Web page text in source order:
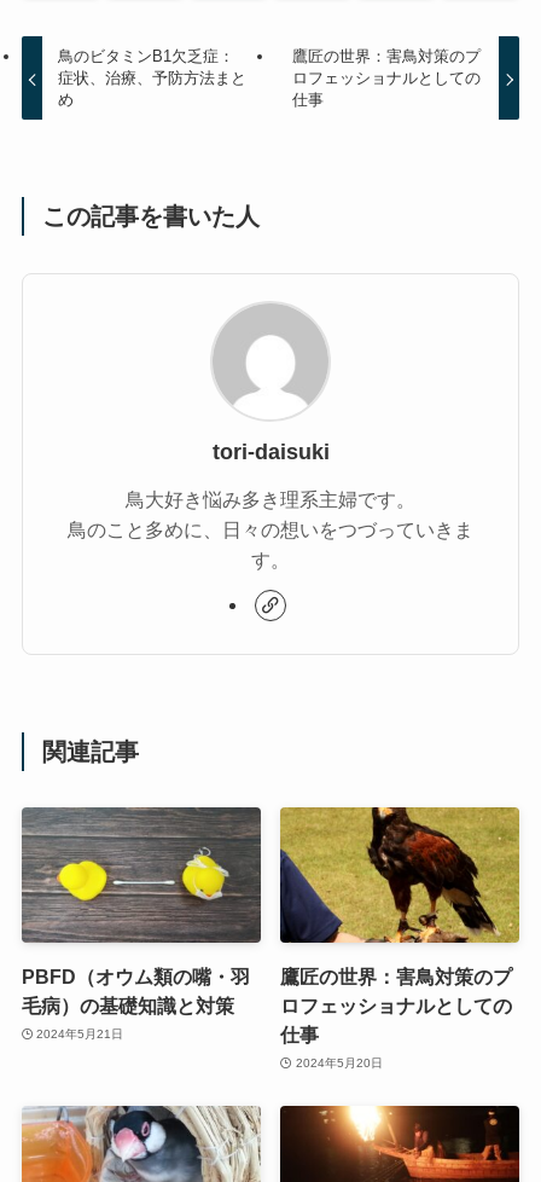
鳥のビタミンB1欠乏症：
症状、治療、予防方法まと
め
鷹匠の世界：害鳥対策のプ
ロフェッショナルとしての
仕事
この記事を書いた人
tori-daisuki
鳥大好き悩み多き理系主婦です。
鳥のこと多めに、日々の想いをつづっていきま
す。
関連記事
PBFD（オウム類の嘴・羽
毛病）の基礎知識と対策
2024年5月21日
鷹匠の世界：害鳥対策のプ
ロフェッショナルとしての
仕事
2024年5月20日